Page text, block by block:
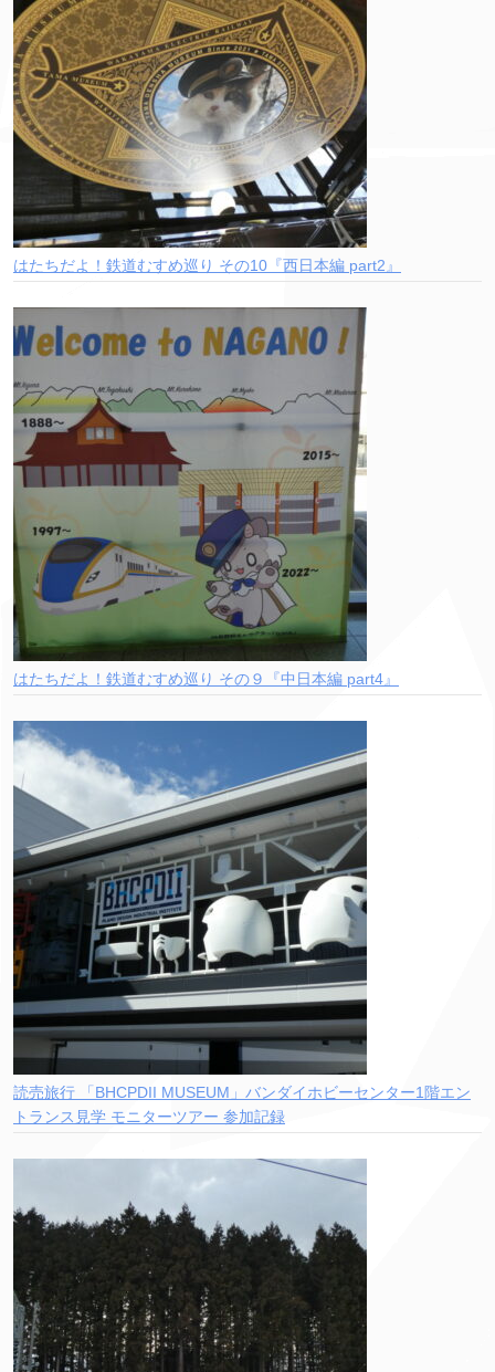
はたちだよ！鉄道むすめ巡り その10『西日本編 part2』
はたちだよ！鉄道むすめ巡り その９『中日本編 part4』
読売旅行 「BHCPDII MUSEUM」バンダイホビーセンター1階エン
トランス見学 モニターツアー 参加記録